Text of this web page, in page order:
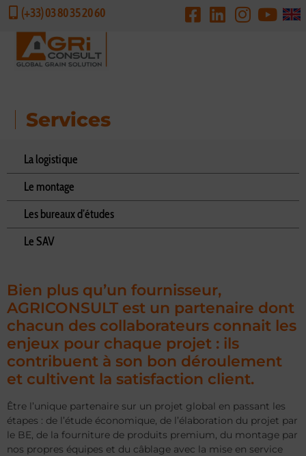
DEMANDE DE DEVIS
(+33) 03 80 35 20 60
Services
La logistique
Le montage
Les bureaux d’études
Le SAV
Bien plus qu’un fournisseur,
AGRICONSULT est un partenaire dont
chacun des collaborateurs connait les
enjeux pour chaque projet : ils
contribuent à son bon déroulement
et cultivent la satisfaction client.
Être l’unique partenaire sur un projet global en passant les
étapes : de l’étude économique, de l’élaboration du projet par
le BE, de la fourniture de produits premium, du montage par
nos propres équipes et du câblage avec la mise en service